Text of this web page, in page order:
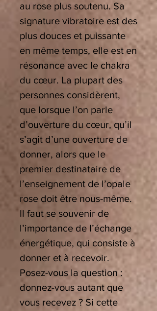
au rose plus soutenu. Sa
signature vibratoire est des
plus douces et puissante
en même temps, elle est en
résonance avec le chakra
du cœur. La plupart des
personnes considèrent,
que lorsque l’on parle
d’ouverture du cœur, qu’il
s’agit d’une ouverture de
donner, alors que le
premier destinataire de
l’enseignement de l’opale
rose doit être nous-même.
Il faut se souvenir de
l’importance de l’échange
énergétique, qui consiste à
donner et à recevoir.
Posez-vous la question :
donnez-vous autant que
vous recevez ? Si cette